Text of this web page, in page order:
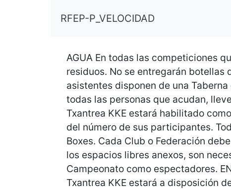
RFEP-P_VELOCIDAD
AGUA En todas las competiciones
residuos. No se entregarán botellas
asistentes disponen de una
todas las personas que acudan,
Txantrea KKE estará habilitado
del número de sus participantes.
Boxes. Cada Club o Federación
los espacios libres anexos, son
Campeonato como espectadores.
Txantrea KKE estará a disposición